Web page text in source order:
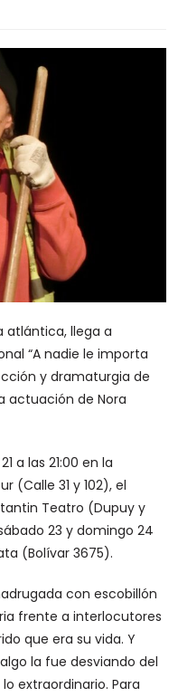
atlántica, llega a
“A nadie le importa
y dramaturgia de
actuación de Nora
a las 21:00 en la
(Calle 31 y 102), el
Teatro (Dupuy y
23 y domingo 24
(Bolívar 3675).
con escobillón
frente a interlocutores
que era su vida. Y
la fue desviando del
extraordinario. Para